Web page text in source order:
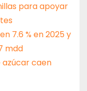
para apoyar
7.6 % en 2025 y
mdd
azúcar caen